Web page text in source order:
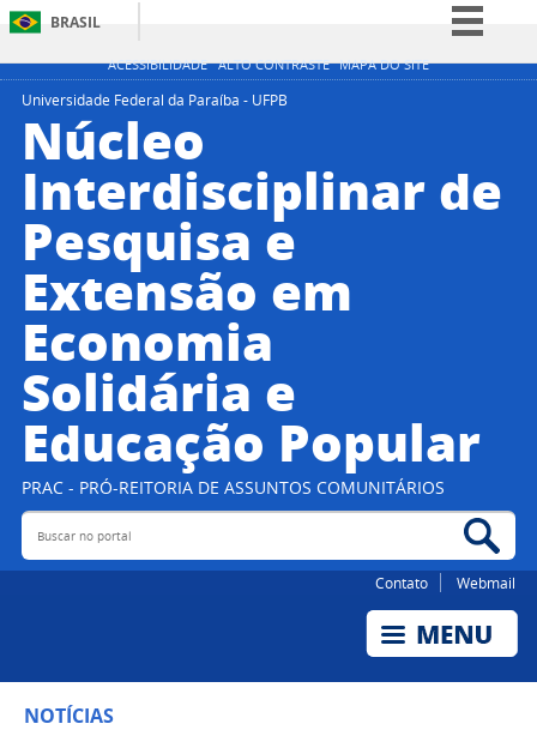
ACESSIBILIDADE ALTO CONTRASTE MAPA DO SITE
BRASIL
Simplifique!
Acesso à informação
Legislação
Universidade Federal da Paraíba - UFPB
Núcleo
Interdisciplinar de
Pesquisa e
Extensão em
Economia
Solidária e
Educação Popular
PRAC - PRÓ-REITORIA DE ASSUNTOS COMUNITÁRIOS
Buscar no portal
Contato Webmail
NOTÍCIAS